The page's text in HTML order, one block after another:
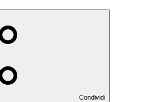
Condividi